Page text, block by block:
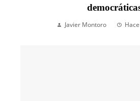
Javier Montoro